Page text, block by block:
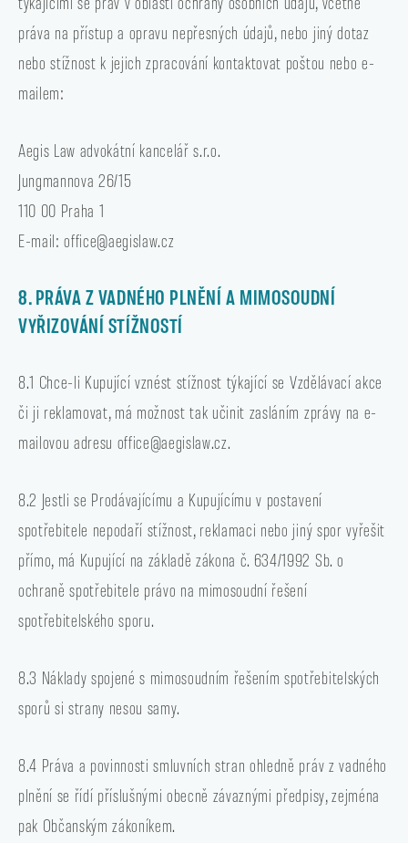
práva na přístup a opravu nepřesných údajů, nebo jiný dotaz
nebo stížnost k jejich zpracování kontaktovat poštou nebo e-
mailem:
Aegis Law advokátní kancelář s.r.o.
Jungmannova 26/15
110 00 Praha 1
E-mail: office@aegislaw.cz
8. PRÁVA Z VADNÉHO PLNĚNÍ A MIMOSOUDNÍ
VYŘIZOVÁNÍ STÍŽNOSTÍ
8.1 Chce-li Kupující vznést stížnost týkající se Vzdělávací akce
či ji reklamovat, má možnost tak učinit zasláním zprávy na e-
mailovou adresu office@aegislaw.cz.
8.2 Jestli se Prodávajícímu a Kupujícímu v postavení
spotřebitele nepodaří stížnost, reklamaci nebo jiný spor vyřešit
přímo, má Kupující na základě zákona č. 634/1992 Sb. o
ochraně spotřebitele právo na mimosoudní řešení
spotřebitelského sporu.
8.3 Náklady spojené s mimosoudním řešením spotřebitelských
sporů si strany nesou samy.
8.4 Práva a povinnosti smluvních stran ohledně práv z vadného
plnění se řídí příslušnými obecně závaznými předpisy, zejména
pak Občanským zákoníkem.